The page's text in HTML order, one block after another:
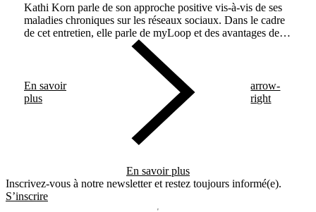
Kathi Korn parle de son approche positive vis-à-vis de ses
maladies chroniques sur les réseaux sociaux. Dans le cadre
de cet entretien, elle parle de myLoop et des avantages de
l'administration automatisée de l'insuline.
En savoir
plus
arrow-
right
En savoir plus
Inscrivez-vous à notre newsletter et restez toujours informé(e).
S’inscrire